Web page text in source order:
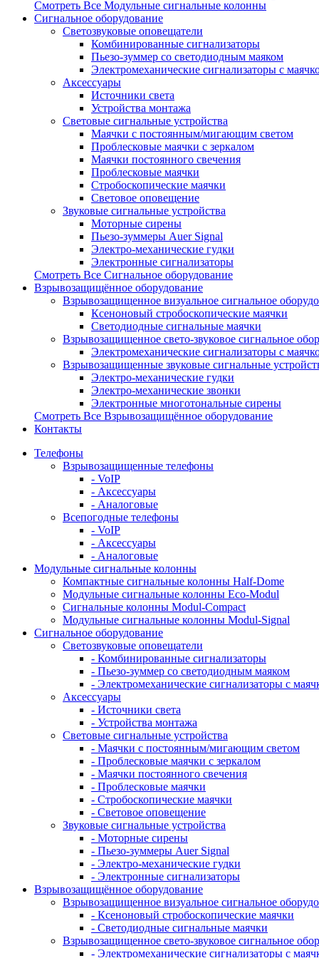
Смотреть Все Модульные сигнальные колонны
Сигнальное оборудование
Светозвуковые оповещатели
Комбинированные сигнализаторы
Пьезо-зуммер со светодиодным маяком
Электромеханические сигнализаторы с
Аксессуары
Источники света
Устройства монтажа
Световые сигнальные устройства
Маячки с постоянным/мигающим светом
Проблесковые маячки с зеркалом
Маячки постоянного свечения
Проблесковые маячки
Стробоскопические маячки
Световое оповещение
Звуковые сигнальные устройства
Моторные сирены
Пьезо-зуммеры Auer Signal
Электро-механические гудки
Электронные сигнализаторы
Смотреть Все Сигнальное оборудование
Взрывозащищённое оборудование
Взрывозащищенное визуальное сигнальное
Ксеноновый стробоскопические маячки
Светодиодные сигнальные маячки
Взрывозащищенное свето-звуковое сигнальное
Электромеханические сигнализаторы с
Взрывозащищенные звуковые сигнальные
Электро-механические гудки
Электро-механические звонки
Электронные многотональные сирены
Смотреть Все Взрывозащищённое оборудование
Контакты
Телефоны
Взрывозащищенные телефоны
- VoIP
- Аксессуары
- Аналоговые
Всепогодные телефоны
- VoIP
- Аксессуары
- Аналоговые
Модульные сигнальные колонны
Компактные сигнальные колонны Half-Dome
Модульные сигнальные колонны Eco-Modul
Сигнальные колонны Modul-Compact
Модульные сигнальные колонны Modul-Signal
Сигнальное оборудование
Светозвуковые оповещатели
- Комбинированные сигнализаторы
- Пьезо-зуммер со светодиодным маяком
- Электромеханические сигнализаторы с
Аксессуары
- Источники света
- Устройства монтажа
Световые сигнальные устройства
- Маячки с постоянным/мигающим светом
- Проблесковые маячки с зеркалом
- Маячки постоянного свечения
- Проблесковые маячки
- Стробоскопические маячки
- Световое оповещение
Звуковые сигнальные устройства
- Моторные сирены
- Пьезо-зуммеры Auer Signal
- Электро-механические гудки
- Электронные сигнализаторы
Взрывозащищённое оборудование
Взрывозащищенное визуальное сигнальное
- Ксеноновый стробоскопические маячки
- Светодиодные сигнальные маячки
Взрывозащищенное свето-звуковое сигнальное
- Электромеханические сигнализаторы с